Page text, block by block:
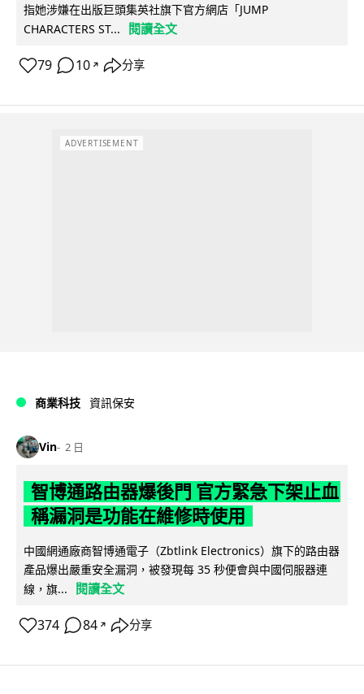
指她涉嫌在出版巨頭集英社旗下官方網店「JUMP
CHARACTERS ST...
閱讀全文
79 10 ↗ 分享
ADVERTISEMENT
商業科技 資訊保安
Vin 2 日
智博通路由器爆後門 官方緊急下架止血
稱漏洞是功能在維修時使用
中國網通廠商智博通電子（Zbtlink Electronics）旗下的路由器
產品爆出嚴重安全漏洞，被發現每 35 秒便會與中國伺服器連
線，旗...
閱讀全文
374 84 ↗ 分享